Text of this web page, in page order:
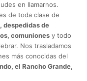
en llamarnos.
de toda clase de
despedidas de
comuniones y todo
Nos trasladamos
más conocidas del
el Rancho Grande,